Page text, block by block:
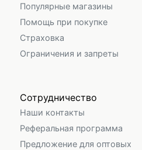
Популярные магазины
Помощь при покупке
Страховка
Ограничения и запреты
Сотрудничество
Наши контакты
Реферальная программа
Предложение для оптовых